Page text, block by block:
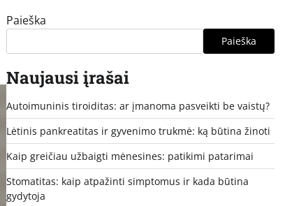
Paieška
Paieška
Naujausi įrašai
Autoimuninis tiroiditas: ar įmanoma pasveikti be vaistų?
Lėtinis pankreatitas ir gyvenimo trukmė: ką būtina žinoti
Kaip greičiau užbaigti mėnesines: patikimi patarimai
Stomatitas: kaip atpažinti simptomus ir kada būtina
gydytoja